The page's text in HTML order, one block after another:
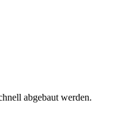
abgebaut werden.